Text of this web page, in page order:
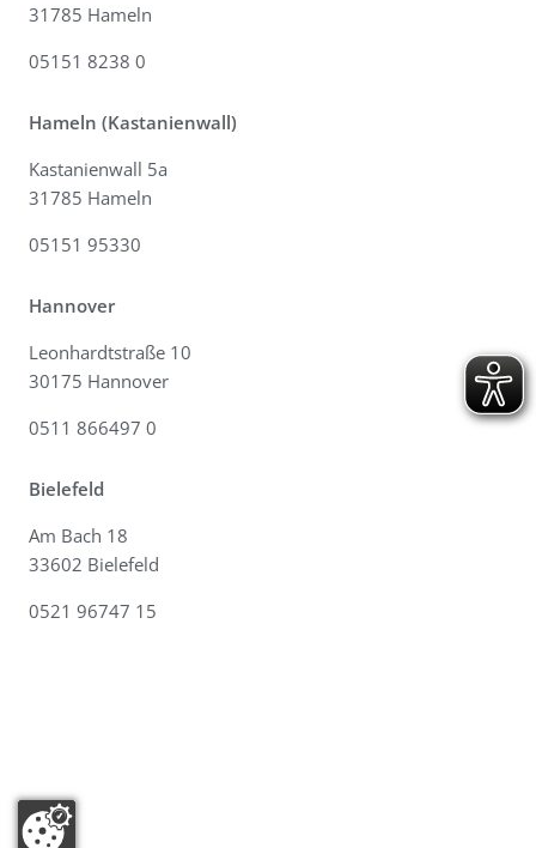
31785 Hameln
05151 8238 0
Hameln (Kastanienwall)
Kastanienwall 5a
31785 Hameln
05151 95330
Hannover
Leonhardtstraße 10
30175 Hannover
0511 866497 0
Bielefeld
Am Bach 18
33602 Bielefeld
0521 96747 15